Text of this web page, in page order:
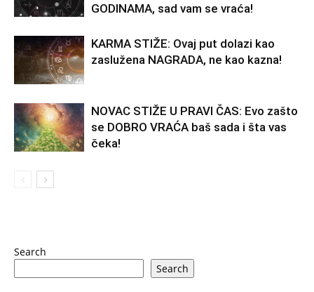
GODINAMA, sad vam se vraća!
KARMA STIŽE: Ovaj put dolazi kao
zaslužena NAGRADA, ne kao kazna!
NOVAC STIŽE U PRAVI ČAS: Evo zašto
se DOBRO VRAĆA baš sada i šta vas
čeka!
Search
Search